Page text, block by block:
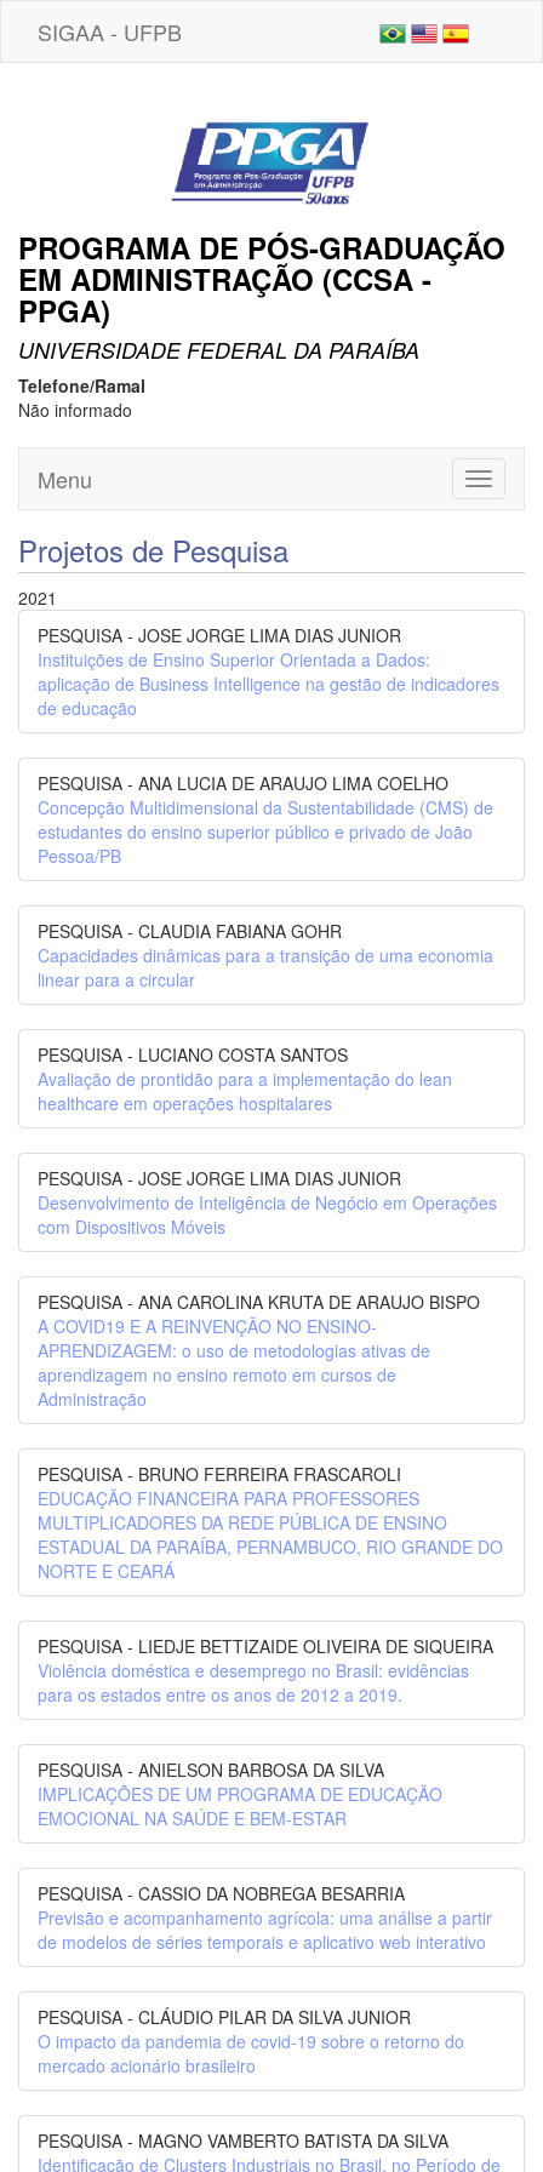
SIGAA - UFPB
PROGRAMA DE PÓS-GRADUAÇÃO
EM ADMINISTRAÇÃO (CCSA -
PPGA)
UNIVERSIDADE FEDERAL DA PARAÍBA
Telefone/Ramal
Não informado
Toggle
Menu
Projetos de Pesquisa
2021
PESQUISA - JOSE JORGE LIMA DIAS JUNIOR
Instituições de Ensino Superior Orientada a Dados:
aplicação de Business Intelligence na gestão de indicadores
de educação
PESQUISA - ANA LUCIA DE ARAUJO LIMA COELHO
Concepção Multidimensional da Sustentabilidade (CMS) de
estudantes do ensino superior público e privado de João
Pessoa/PB
PESQUISA - CLAUDIA FABIANA GOHR
Capacidades dinâmicas para a transição de uma economia
linear para a circular
PESQUISA - LUCIANO COSTA SANTOS
Avaliação de prontidão para a implementação do lean
healthcare em operações hospitalares
PESQUISA - JOSE JORGE LIMA DIAS JUNIOR
Desenvolvimento de Inteligência de Negócio em Operações
com Dispositivos Móveis
PESQUISA - ANA CAROLINA KRUTA DE ARAUJO BISPO
A COVID19 E A REINVENÇÃO NO ENSINO-
APRENDIZAGEM: o uso de metodologias ativas de
aprendizagem no ensino remoto em cursos de
Administração
PESQUISA - BRUNO FERREIRA FRASCAROLI
EDUCAÇÃO FINANCEIRA PARA PROFESSORES
MULTIPLICADORES DA REDE PÚBLICA DE ENSINO
ESTADUAL DA PARAÍBA, PERNAMBUCO, RIO GRANDE DO
NORTE E CEARÁ
PESQUISA - LIEDJE BETTIZAIDE OLIVEIRA DE SIQUEIRA
Violência doméstica e desemprego no Brasil: evidências
para os estados entre os anos de 2012 a 2019.
PESQUISA - ANIELSON BARBOSA DA SILVA
IMPLICAÇÕES DE UM PROGRAMA DE EDUCAÇÃO
EMOCIONAL NA SAÚDE E BEM-ESTAR
PESQUISA - CASSIO DA NOBREGA BESARRIA
Previsão e acompanhamento agrícola: uma análise a partir
de modelos de séries temporais e aplicativo web interativo
PESQUISA - CLÁUDIO PILAR DA SILVA JUNIOR
O impacto da pandemia de covid-19 sobre o retorno do
mercado acionário brasileiro
PESQUISA - MAGNO VAMBERTO BATISTA DA SILVA
Identificação de Clusters Industriais no Brasil, no Período de